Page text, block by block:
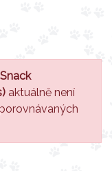
aktuálně není